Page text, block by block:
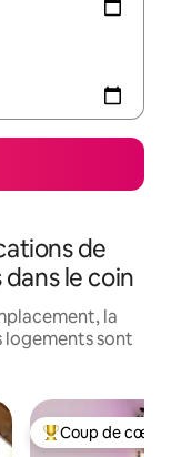
de
le coin
la
logements sont
Coup de cœur
Coup de cœur